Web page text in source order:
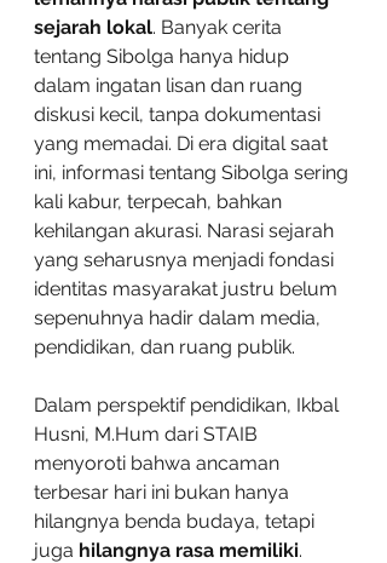
sejarah lokal. Banyak cerita
tentang Sibolga hanya hidup
dalam ingatan lisan dan ruang
diskusi kecil, tanpa dokumentasi
yang memadai. Di era digital saat
ini, informasi tentang Sibolga sering
kali kabur, terpecah, bahkan
kehilangan akurasi. Narasi sejarah
yang seharusnya menjadi fondasi
identitas masyarakat justru belum
sepenuhnya hadir dalam media,
pendidikan, dan ruang publik.
Dalam perspektif pendidikan, Ikbal
Husni, M.Hum dari STAIB
menyoroti bahwa ancaman
terbesar hari ini bukan hanya
hilangnya benda budaya, tetapi
juga hilangnya rasa memiliki.